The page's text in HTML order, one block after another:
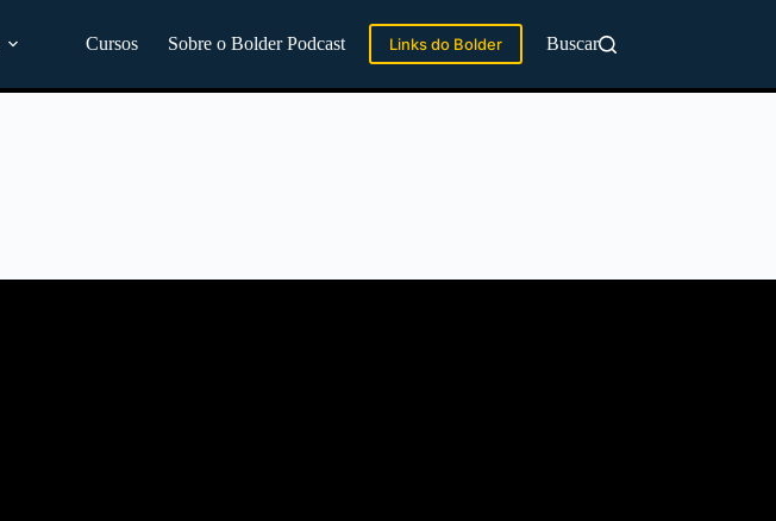
Cursos Sobre o Bolder Podcast Links do Bolder Buscar